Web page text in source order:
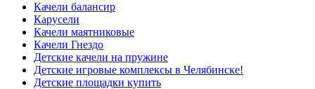
Качели балансир
Карусели
Качели маятниковые
Качели Гнездо
Детские качели на пружине
Детские игровые комплексы в Челябинске!
Детские площадки купить